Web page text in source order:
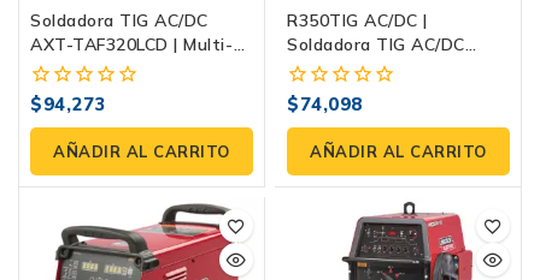
Soldadora TIG AC/DC
AXT-TAF320LCD | Multi-
Fase 220/440 V
0
fuera
5
$94,273
AÑADIR AL CARRITO
R350TIG AC/DC |
Soldadora TIG AC/DC
Profesional 350A
0
fuera
5
$74,098
AÑADIR AL CARRITO